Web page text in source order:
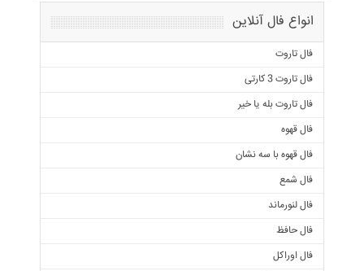
انواع فال آنلاین
فال تاروت
فال تاروت 3 کارتی
فال تاروت بله یا خیر
فال قهوه
فال قهوه با سه نشان
فال شمع
فال لنورماند
فال حافظ
فال اوراکل